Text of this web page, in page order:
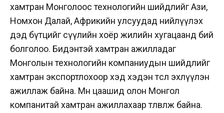
хамтран Монголоос технологийн шийдлийг Ази,
Номхон Далай, Африкийн улсуудад нийлүүлэх
дэд бүтцийг сүүлийн хоёр жилийн хугацаанд бий
болголоо. Бидэнтэй хамтран ажилладаг
Монголын технологийн компаниудын шийдлийг
хамтран экспортлохоор хэд хэдэн төсөл эхлүүлэн
ажиллаж байна. Мөн цаашид олон Монгол
компанитай хамтран ажиллахаар төлөвлөж байна.